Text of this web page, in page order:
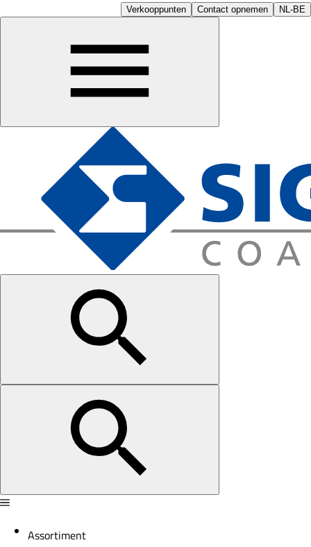
Verkooppunten Contact opnemen NL-BE
Assortiment